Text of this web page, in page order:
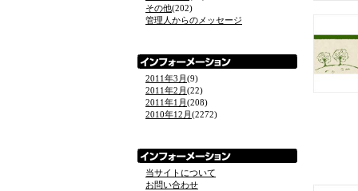
その他(202)
管理人からのメッセージ
2011年3月(9)
2011年2月(22)
2011年1月(208)
2010年12月(2272)
当サイトについて
お問い合わせ